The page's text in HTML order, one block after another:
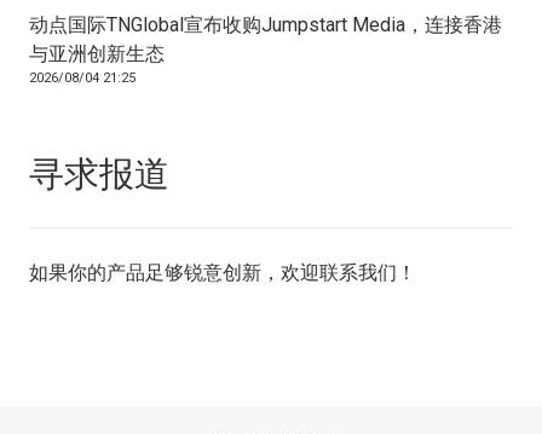
动点国际TNGlobal宣布收购Jumpstart Media，连接香港
与亚洲创新生态
2026/08/04 21:25
寻求报道
如果你的产品足够锐意创新，欢迎联系我们 ！